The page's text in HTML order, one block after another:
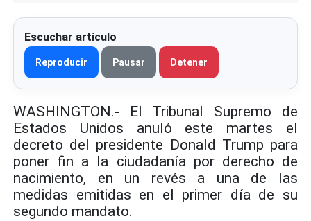
Escuchar artículo
Reproducir Pausar Detener
WASHINGTON.- El Tribunal Supremo de
Estados Unidos anuló este martes el
decreto del presidente Donald Trump para
poner fin a la ciudadanía por derecho de
nacimiento, en un revés a una de las
medidas emitidas en el primer día de su
segundo mandato.